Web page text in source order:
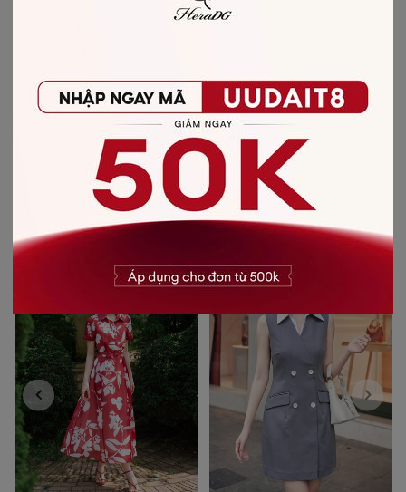
- Không nên giặt chung các sản phẩm khác màu với nhau
- Nên phơi khô trong bóng râm
CHẤT LIỆU SẢN PHẨM
vải Tơ
CÓ THỂ BẠN SẼ THÍCH
-30%